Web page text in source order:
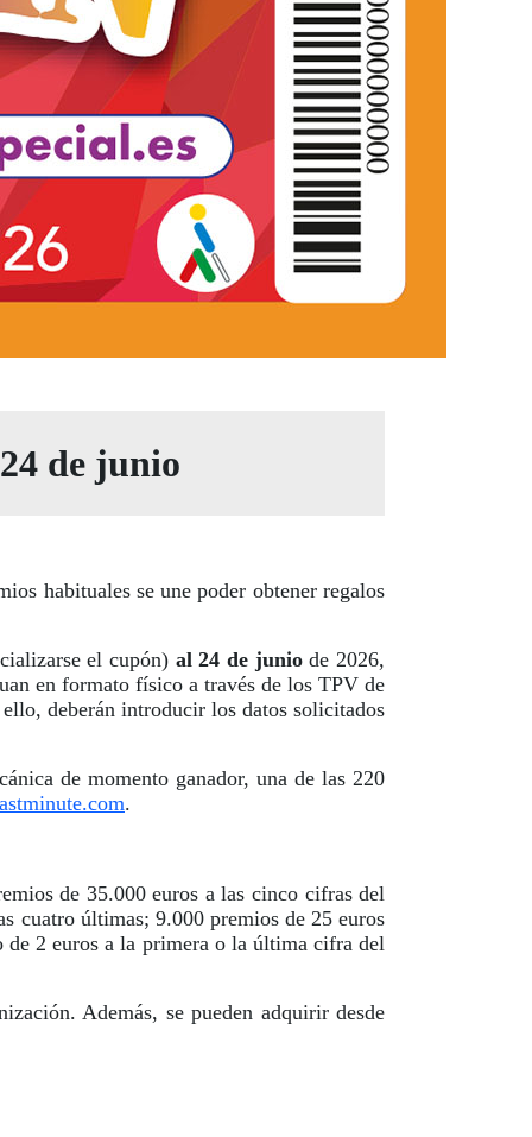
de junio
habituales se une poder obtener regalos
el cupón) al 24 de juniode 2026,
en formato físico a través de los TPV de
deberán introducir los datos solicitados
de momento ganador, una de las 220
.
de 35.000 euros a las cinco cifras del
cuatro últimas; 9.000 premios de 25 euros
de 2 euros a la primera o la última cifra del
Además, se pueden adquirir desde